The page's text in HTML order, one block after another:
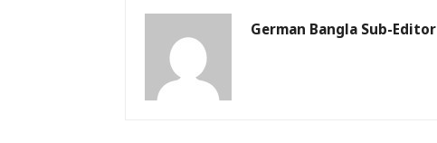
German Bangla Sub-Editor